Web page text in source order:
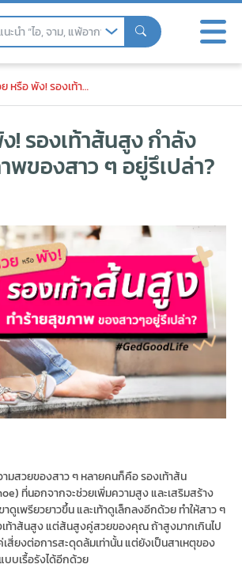
องเท้าส้นสูง กำลังทำร้ายสุ
ง! รองเท้าส้นสูง กำลังทำร้ายสุขภาพของสาว ๆ อยู่รึเปล่า?
! รองเท้าส้นสูง กำลัง
พของสาว ๆ อยู่รึเปล่า?
มสวยของสาว ๆ หลายคนก็คือ รองเท้าส้น
ที่นอกจากจะช่วยเพิ่มความสูง และเสริมสร้าง
ดูเพรียวยาวขึ้น และเท้าดูเล็กลงอีกด้วย ทำให้สาว ๆ
เท้าส้นสูง แต่ส้นสูงคู่สวยของคุณ ถ้าสูงมากเกินไป
เสี่ยงต่อการสะดุดล้มเท่านั้น แต่ยังเป็นสาเหตุของ
บเรื้อรังได้อีกด้วย